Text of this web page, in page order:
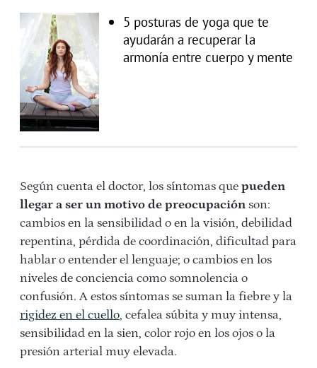
5 posturas de yoga que te
ayudarán a recuperar la
armonía entre cuerpo y mente
Según cuenta el doctor, los síntomas que pueden
llegar a ser un motivo de preocupación son:
cambios en la sensibilidad o en la visión, debilidad
repentina, pérdida de coordinación, dificultad para
hablar o entender el lenguaje; o cambios en los
niveles de conciencia como somnolencia o
confusión. A estos síntomas se suman la fiebre y la
rigidez en el cuello, cefalea súbita y muy intensa,
sensibilidad en la sien, color rojo en los ojos o la
presión arterial muy elevada.